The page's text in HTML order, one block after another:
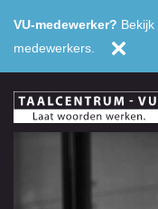
VU-medewerker? Bekijk
medewerkers.